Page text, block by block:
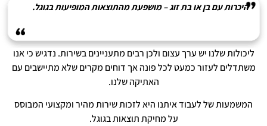
היכרות עם בן או בת זוג – מושפעת מהתוצאות המופיעות בגוגל.
ליכולות שלנו יש ערך עצום ולכן רבים מתעניינים בשירות. נדגיש כי אנו
משתדלים לעזור כמעט לכל פונה אך דוחים מקרים שלא מתיישבים עם
האתיקה שלנו.
המשמעות של לעבוד איתנו היא לזכות שירות מהיר ומקצועי המבוסס
על מחיקת תוצאות בגוגל.